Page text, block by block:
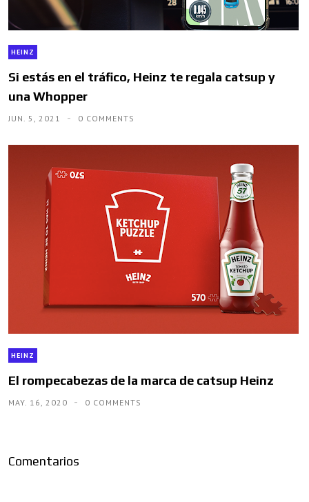
HEINZ
Si estás en el tráfico, Heinz te regala catsup y
una Whopper
JUN. 5, 2021 0 COMMENTS
HEINZ
El rompecabezas de la marca de catsup Heinz
MAY. 16, 2020 0 COMMENTS
Comentarios